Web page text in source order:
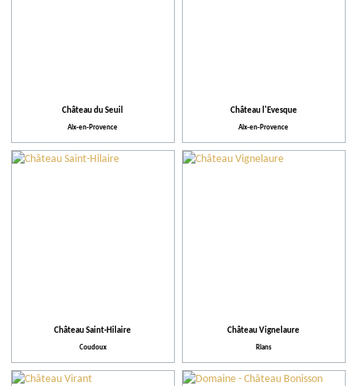
Château du Seuil
Aix-en-Provence
Château l'Evesque
Aix-en-Provence
Château Saint-Hilaire
Coudoux
Château Vignelaure
Rians